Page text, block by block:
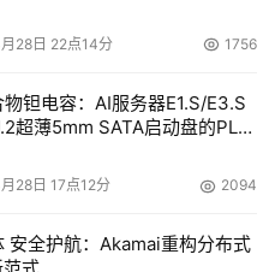
28日 22点14分 1756
钽电容：AI服务器E1.S/E3.S
超薄5mm SATA启动盘的PLP
28日 17点12分 2094
安全护航：Akamai重构分布式